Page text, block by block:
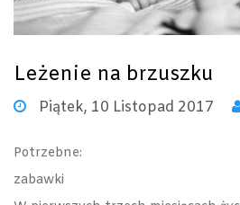
Leżenie na brzuszku
Piątek, 10 Listopad 2017
Potrzebne:
zabawki